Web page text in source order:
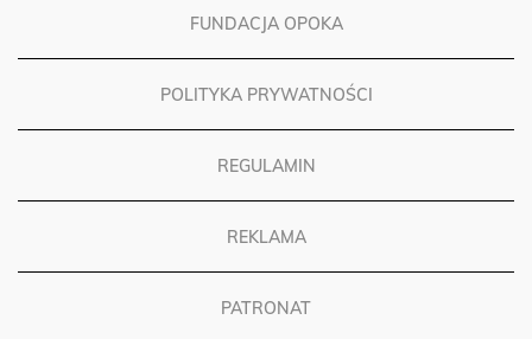
FUNDACJA OPOKA
POLITYKA PRYWATNOŚCI
REGULAMIN
REKLAMA
PATRONAT